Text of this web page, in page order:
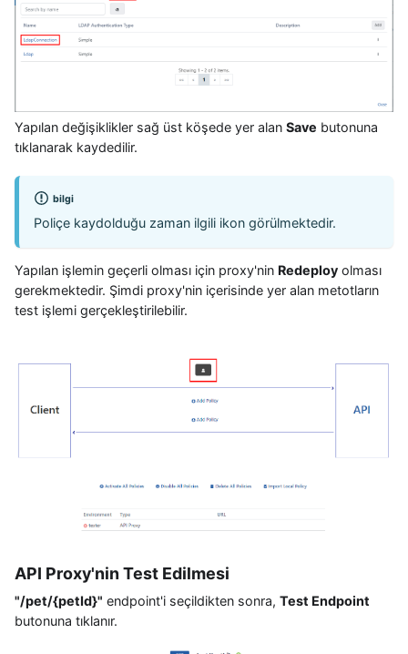
Yapılan değişiklikler sağ üst köşede yer alan Save butonuna
tıklanarak kaydedilir.
bilgi
Poliçe kaydolduğu zaman ilgili ikon görülmektedir.
Yapılan işlemin geçerli olması için proxy'nin Redeploy olması
gerekmektedir. Şimdi proxy'nin içerisinde yer alan metotların
test işlemi gerçekleştirilebilir.
API Proxy'nin Test Edilmesi
"/pet/{petId}" endpoint'i seçildikten sonra, Test Endpoint
butonuna tıklanır.